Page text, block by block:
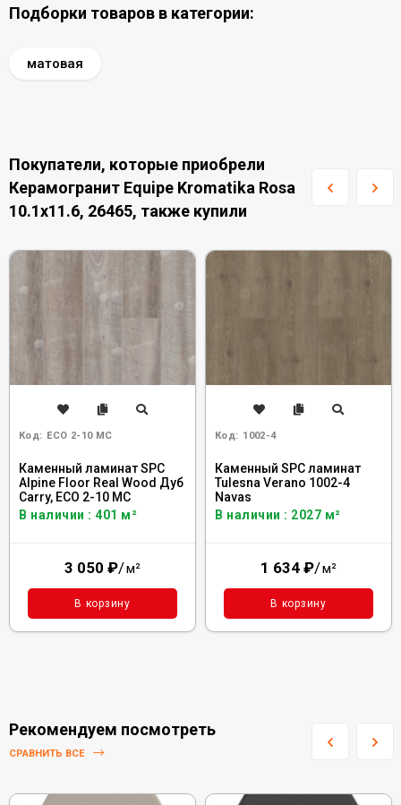
Подборки товаров в категории:
матовая
Покупатели, которые приобрели
Керамогранит Equipe Kromatika Rosa
10.1x11.6, 26465, также купили
Код: ECO 2-10 MC
Каменный ламинат SPC
Alpine Floor Real Wood Дуб
Carry, ЕСО 2-10 MC
В наличии : 401 м²
3 050 ₽/м²
В корзину
Код: 1002-4
Каменный SPC ламинат
Tulesna Verano 1002-4
Navas
В наличии : 2027 м²
1 634 ₽/м²
В корзину
Рекомендуем посмотреть
СРАВНИТЬ ВСЕ